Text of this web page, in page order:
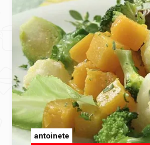
antoinete